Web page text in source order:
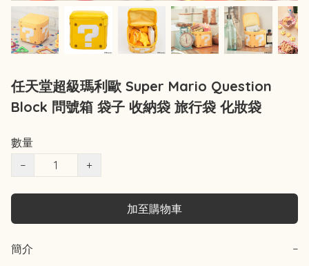
任天堂超級瑪利歐 Super Mario Question
Block 問號箱 袋子 收納袋 旅行袋 化妝袋
數量
−
+
加至購物車
簡介 −